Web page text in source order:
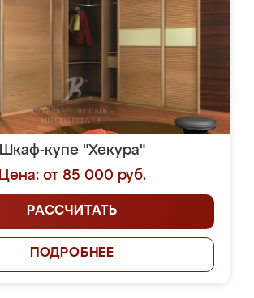
Шкаф-купе "Хекура"
Цена: от 85 000 руб.
РАССЧИТАТЬ
ПОДРОБНЕЕ